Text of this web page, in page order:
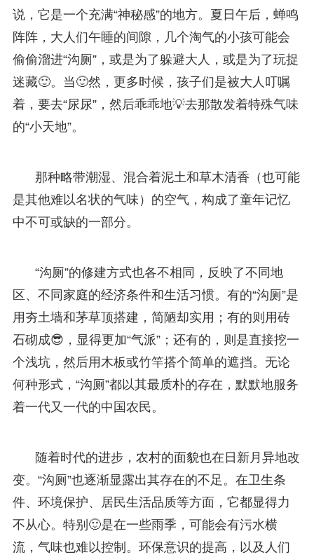
说，它是一个充满“神秘感”的地方。夏日午后，蝉鸣
阵阵，大人们午睡的间隙，几个淘气的小孩可能会
偷偷溜进“沟厕”，或是为了躲避大人，或是为了玩捉
迷藏🙂。当🙂然，更多时候，孩子们是被大人叮嘱
着，要去“尿尿”，然后乖乖地💡去那散发着特殊气味
的“小天地”。
那种略带潮湿、混合着泥土和草木清香（也可能
是其他难以名状的气味）的空气，构成了童年记忆
中不可或缺的一部分。
“沟厕”的修建方式也各不相同，反映了不同地
区、不同家庭的经济条件和生活习惯。有的“沟厕”是
用夯土墙和茅草顶搭建，简陋却实用；有的则用砖
石砌成😎，显得更加“气派”；还有的，则是直接挖一
个浅坑，然后用木板或竹竿搭个简单的遮挡。无论
何种形式，“沟厕”都以其最质朴的存在，默默地服务
着一代又一代的中国农民。
随着时代的进步，农村的面貌也在日新月异地改
变。“沟厕”也逐渐显露出其存在的不足。在卫生条
件、环境保护、居民生活品质等方面，它都显得力
不从心。特别🙂是在一些雨季，可能会有污水横
流，气味也难以控制。环保意识的提高，以及人们